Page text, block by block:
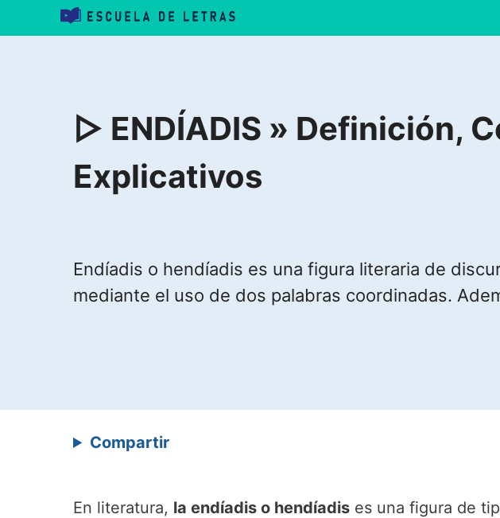
▷ ENDÍADIS » Definición,
Explicativos
Endíadis o hendíadis es una figura literaria de
mediante el uso de dos palabras coordinadas.
Compartir
En literatura, la endíadis o hendíadis es una figura de